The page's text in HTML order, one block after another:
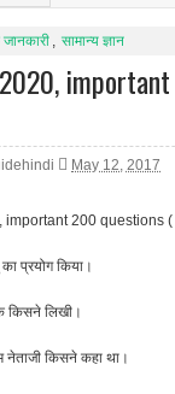
, सामान्य ज्ञान
2020,
May 12, 2017
important 200 questions
प्रयोग किया।
किसने लिखी।
नेताजी किसने कहा था।